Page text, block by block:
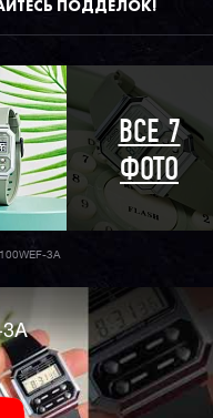
ПОДДЕЛОК!
ВСЕ 7
ФОТО
3A